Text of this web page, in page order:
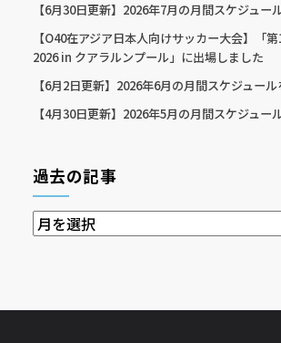
【6月30日更新】2026年7月の月間スケジュー
【O40在アジア日本人向けサッカー大会】「
2026 in クアラルンプール」に出場しました
【6月2日更新】2026年6月の月間スケジュー
【4月30日更新】2026年5月の月間スケジュー
過去の記事
過
去
事